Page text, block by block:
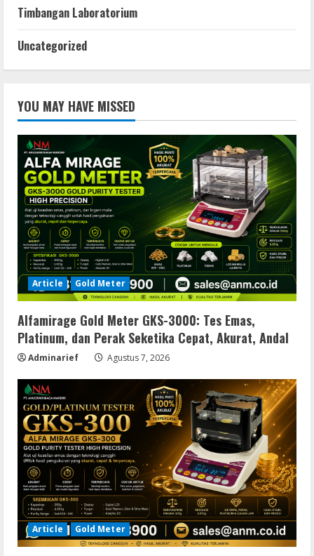
Timbangan Laboratorium
Uncategorized
YOU MAY HAVE MISSED
Article Gold Meter
Alfamirage Gold Meter GKS-3000: Tes Emas,
Platinum, dan Perak Seketika Cepat, Akurat, Andal
Adminarief Agustus 7, 2026
Article Gold Meter